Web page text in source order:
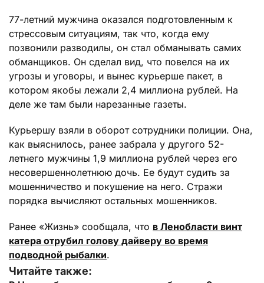
77-летний мужчина оказался подготовленным к
стрессовым ситуациям, так что, когда ему
позвонили разводилы, он стал обманывать самих
обманщиков. Он сделал вид, что повелся на их
угрозы и уговоры, и вынес курьерше пакет, в
котором якобы лежали 2,4 миллиона рублей. На
деле же там были нарезанные газеты.
Курьершу взяли в оборот сотрудники полиции. Она,
как выяснилось, ранее забрала у другого 52-
летнего мужчины 1,9 миллиона рублей через его
несовершеннолетнюю дочь. Ее будут судить за
мошенничество и покушение на него. Стражи
порядка вычисляют остальных мошенников.
Ранее «Жизнь» сообщала, что в Ленобласти винт
катера отрубил голову дайверу во время
подводной рыбалки.
Читайте также: